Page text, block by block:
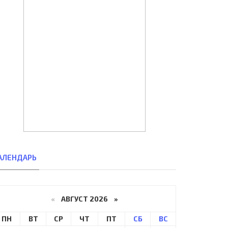
« АВГУСТ 2026 »
ПН ВТ СР ЧТ ПТ СБ ВС